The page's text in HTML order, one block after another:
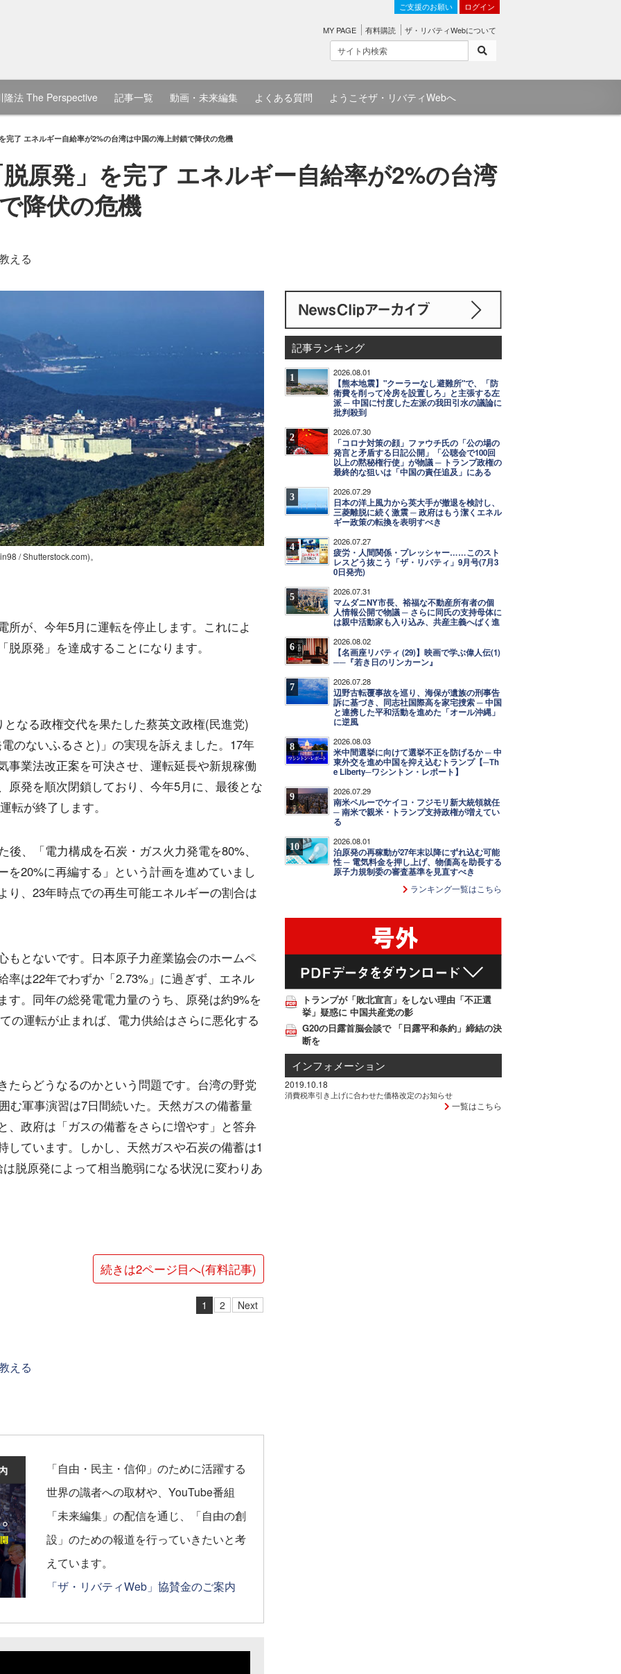
ご支援のお願い ログイン
MY PAGE 有料購読 ザ・リバティWebについて
隆法 The Perspective 記事一覧 動画・未来編集 よくある質問 ようこそザ・リバティWebへ
完了 エネルギー自給率が2%の台湾は中国の海上封鎖で降伏の危機
原発」を完了 エネルギー自給率が2%の台湾
降伏の危機
える
/ Shutterstock.com)。
所が、今年5月に運転を停止します。これによ
原発」を達成することになります。
なる政権交代を果たした蔡英文政権(民進党)
のないふるさと)」の実現を訴えました。17年
事業法改正案を可決させ、運転延長や新規稼働
原発を順次閉鎖しており、今年5月に、最後とな
転が終了します。
、「電力構成を石炭・ガス火力発電を80%、
を20%に再編する」という計画を進めていまし
り、23年時点での再生可能エネルギーの割合は
もとないです。日本原子力産業協会のホームペ
率は22年でわずか「2.73%」に過ぎず、エネル
す。同年の総発電電力量のうち、原発は約9%を
の運転が止まれば、電力供給はさらに悪化する
たらどうなるのかという問題です。台湾の野党
む軍事演習は7日間続いた。天然ガスの備蓄量
、政府は「ガスの備蓄をさらに増やす」と答弁
しています。しかし、天然ガスや石炭の備蓄は1
脱原発によって相当脆弱になる状況に変わりあ
続きは2ページ目へ(有料記事)
1 2 Next
える
「自由・民主・信仰」のために活躍する
世界の識者への取材や、YouTube番組
「未来編集」の配信を通じ、「自由の創
設」のための報道を行っていきたいと考
えています。
「ザ・リバティWeb」協賛金のご案内
記事ランキング
1 2026.08.01
【熊本地震】"クーラーなし避難所"で、「防
衛費を削って冷房を設置しろ」と主張する左
派 ─ 中国に忖度した左派の我田引水の議論に
批判殺到
2 2026.07.30
「コロナ対策の顔」ファウチ氏の「公の場の
発言と矛盾する日記公開」「公聴会で100回
以上の黙秘権行使」が物議 ─ トランプ政権の
最終的な狙いは「中国の責任追及」にある
3 2026.07.29
日本の洋上風力から英大手が撤退を検討し、
三菱離脱に続く激震 ─ 政府はもう潔くエネル
ギー政策の転換を表明すべき
4 2026.07.27
疲労・人間関係・プレッシャー……このスト
レスどう抜こう「ザ・リバティ」9月号(7月3
0日発売)
5 2026.07.31
マムダニNY市長、裕福な不動産所有者の個
人情報公開で物議 ─ さらに同氏の支持母体に
は親中活動家も入り込み、共産主義へばく進
6 2026.08.02
【名画座リバティ (29)】映画で学ぶ偉人伝(1)
──『若き日のリンカーン』
7 2026.07.28
辺野古転覆事故を巡り、海保が遺族の刑事告
訴に基づき、同志社国際高を家宅捜索 ─ 中国
と連携した平和活動を進めた「オール沖縄」
に逆風
8 2026.08.03
米中間選挙に向けて選挙不正を防げるか ─ 中
東外交を進め中国を抑え込むトランプ【─Th
e Liberty─ワシントン・レポート】
9 2026.07.29
南米ペルーでケイコ・フジモリ新大統領就任
─ 南米で親米・トランプ支持政権が増えてい
る
10 2026.08.01
泊原発の再稼動が27年末以降にずれ込む可能
性 ─ 電気料金を押し上げ、物価高を助長する
原子力規制委の審査基準を見直すべき
ランキング一覧はこちら
トランプが「敗北宣言」をしない理由「不正選
挙」疑惑に 中国共産党の影
G20の日露首脳会談で 「日露平和条約」締結の決
断を
インフォメーション
2019.10.18
消費税率引き上げに合わせた価格改定のお知らせ
一覧はこちら